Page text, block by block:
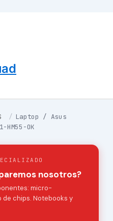
/ Laptop / Asus
HM55-OK
nosotros?
micro-
de chips. Notebooks y